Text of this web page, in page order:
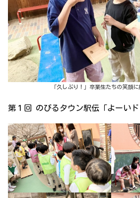
「久しぶり！」卒業生たちの笑顔
第１回 のびるタウン駅伝「よーいド